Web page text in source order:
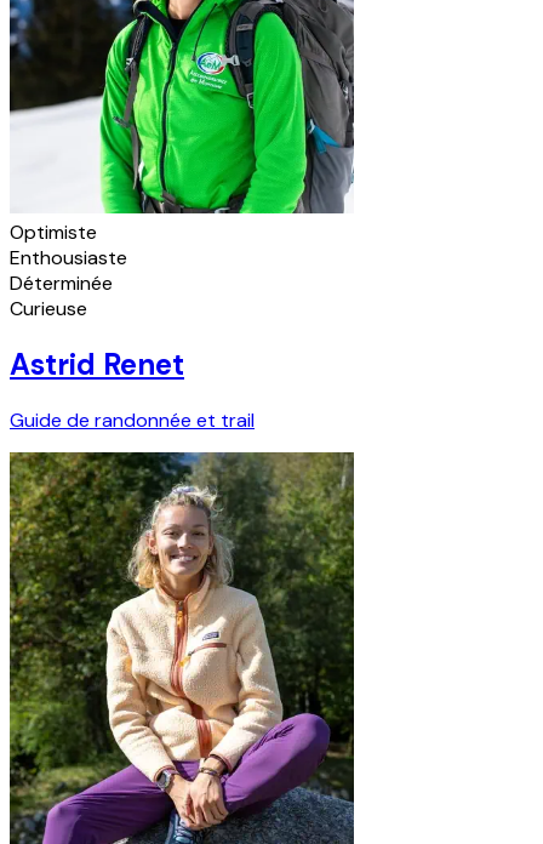
Optimiste
Enthousiaste
Déterminée
Curieuse
Astrid Renet
Guide de randonnée et trail